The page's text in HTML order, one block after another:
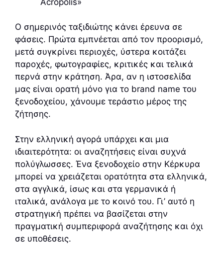
Ο σημερινός ταξιδιώτης κάνει έρευνα σε
φάσεις. Πρώτα εμπνέεται από τον προορισμό,
μετά συγκρίνει περιοχές, ύστερα κοιτάζει
παροχές, φωτογραφίες, κριτικές και τελικά
περνά στην κράτηση. Άρα, αν η ιστοσελίδα
μας είναι ορατή μόνο για το brand name του
ξενοδοχείου, χάνουμε τεράστιο μέρος της
ζήτησης.
Στην ελληνική αγορά υπάρχει και μια
ιδιαιτερότητα: οι αναζητήσεις είναι συχνά
πολύγλωσσες. Ένα ξενοδοχείο στην Κέρκυρα
μπορεί να χρειάζεται ορατότητα στα ελληνικά,
στα αγγλικά, ίσως και στα γερμανικά ή
ιταλικά, ανάλογα με το κοινό του. Γι’ αυτό η
στρατηγική πρέπει να βασίζεται στην
πραγματική συμπεριφορά αναζήτησης και όχι
σε υποθέσεις.